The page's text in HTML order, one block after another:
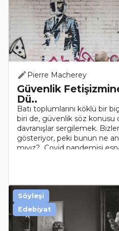
Pierre Macherey
Güvenlik
Dü..
Batı toplumlarını köklü bir
biri de, güvenlik söz konusu
davranışlar sergilemek.
gösteriyor, peki bunun ne
mıyız? Covid pandemisi
Söyleşi
Edebiyat